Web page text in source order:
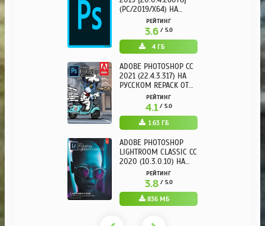
(PC/2019/X64) НА
РУССКОМРЕЙТИНГ
3.6/ 5.0
4 ГБ
ADOBE PHOTOSHOP CC
2021 (22.4.3.317) НА
РУССКОМ REPACK ОТ
KPOJIUKРЕЙТИНГ
4.1 / 5.0
1.63 ГБ
ADOBE PHOTOSHOP
LIGHTROOM CLASSIC CC
2020 (10.3.0.10) НА
РУССКОМ REPACK ОТ
KPOJIUK
РЕЙТИНГ
3.8 / 5.0
836 МБ